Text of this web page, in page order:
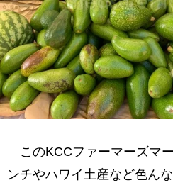
このKCCファーマーズマ
ンチやハワイ土産など色ん